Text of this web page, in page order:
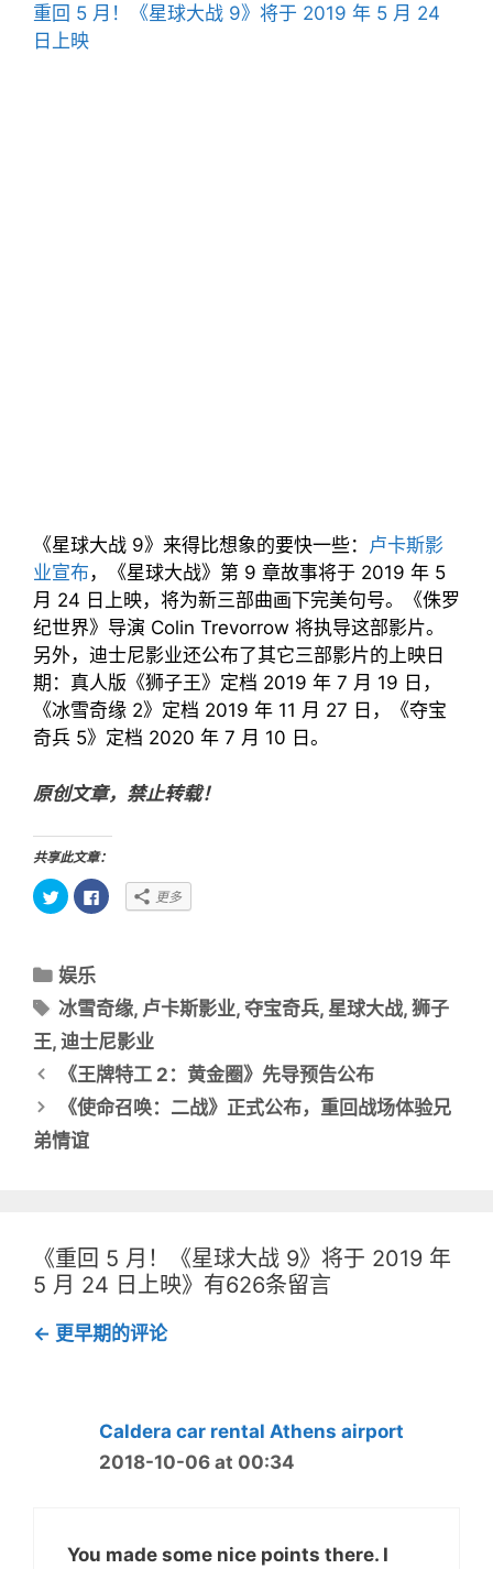
重回 5 月！《星球大战 9》将于 2019 年 5 月 24
日上映
《星球大战 9》来得比想象的要快一些： 卢卡斯影
业宣布 ，《星球大战》第 9 章故事将于 2019 年 5
月 24 日上映，将为新三部曲画下完美句号。《侏罗
纪世界》导演 Colin Trevorrow 将执导这部影片。
另外，迪士尼影业还公布了其它三部影片的上映日
期：真人版《狮子王》定档 2019 年 7 月 19 日，
《冰雪奇缘 2》定档 2019 年 11 月 27 日，《夺宝
奇兵 5》定档 2020 年 7 月 10 日。
原创文章，禁止转载！
共享此文章：
点
击
i
t
t
e
上
共
享
（
新
窗
口
中
点
击
b
o
k
上
共
享
在
新
更多
分
类
目
录
娱乐
标
签
冰雪奇缘, 卢卡斯影业,夺宝奇兵, 星球大战,狮子
王, 迪士尼影业
文
章
导
航
《王牌特工 2：黄金圈》先导预告公布
《使命召唤：二战》正式公布，重回战场体验兄
弟情谊
《重回 5 月！《星球大战 9》将于 2019 年
5 月 24 日上映》有626条留言
评
← 更早期的评论
Caldera car rental Athens airport
2018-10-06 at 00:34
You made some nice points there. I